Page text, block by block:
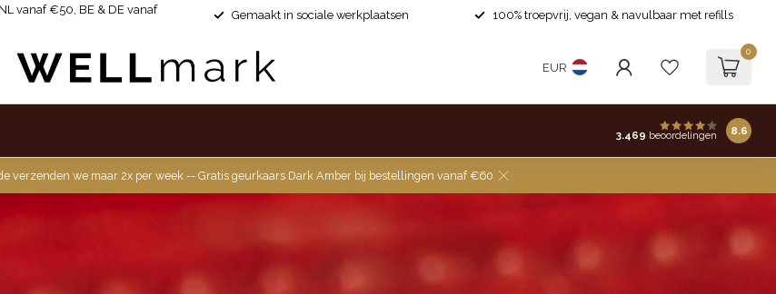
vanaf €50, BE & DE vanaf
Gemaakt in sociale werkplaatsen 100% troepvrij, vegan & navulbaar met refills
EUR
0
3.469 beoordelingen 8.6
verzenden we maar 2x per week -- Gratis geurkaars Dark Amber bij bestellingen vanaf €60